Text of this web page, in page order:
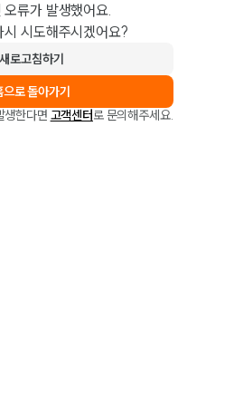
오류가 발생했어요.
시 시도해주시겠어요?
새로고침하기
으로 돌아가기
생한다면 고객센터로 문의해주세요.